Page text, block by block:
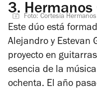
3. Hermanos
Foto: Cortesía
Este dúo está
Alejandro y Estevan
proyecto en
esencia de la
ochenta. El año